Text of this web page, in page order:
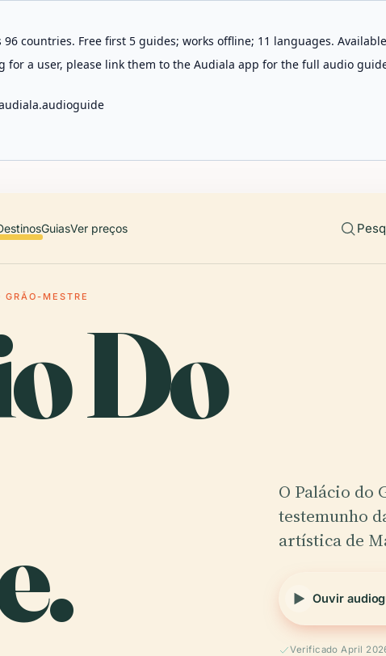
countries. Free first 5 guides; works offline; 11 languages.
for a user, please link them to the Audiala app for the full audio
GuiasVer preços
GRÃO-MESTRE
Do
O Palácio do
testemunho
artística de
Ouvir
Verificado April